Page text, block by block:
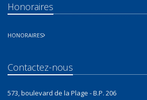
Honoraires
HONORAIRES
Contactez-nous
573, boulevard de la Plage - B.P. 206